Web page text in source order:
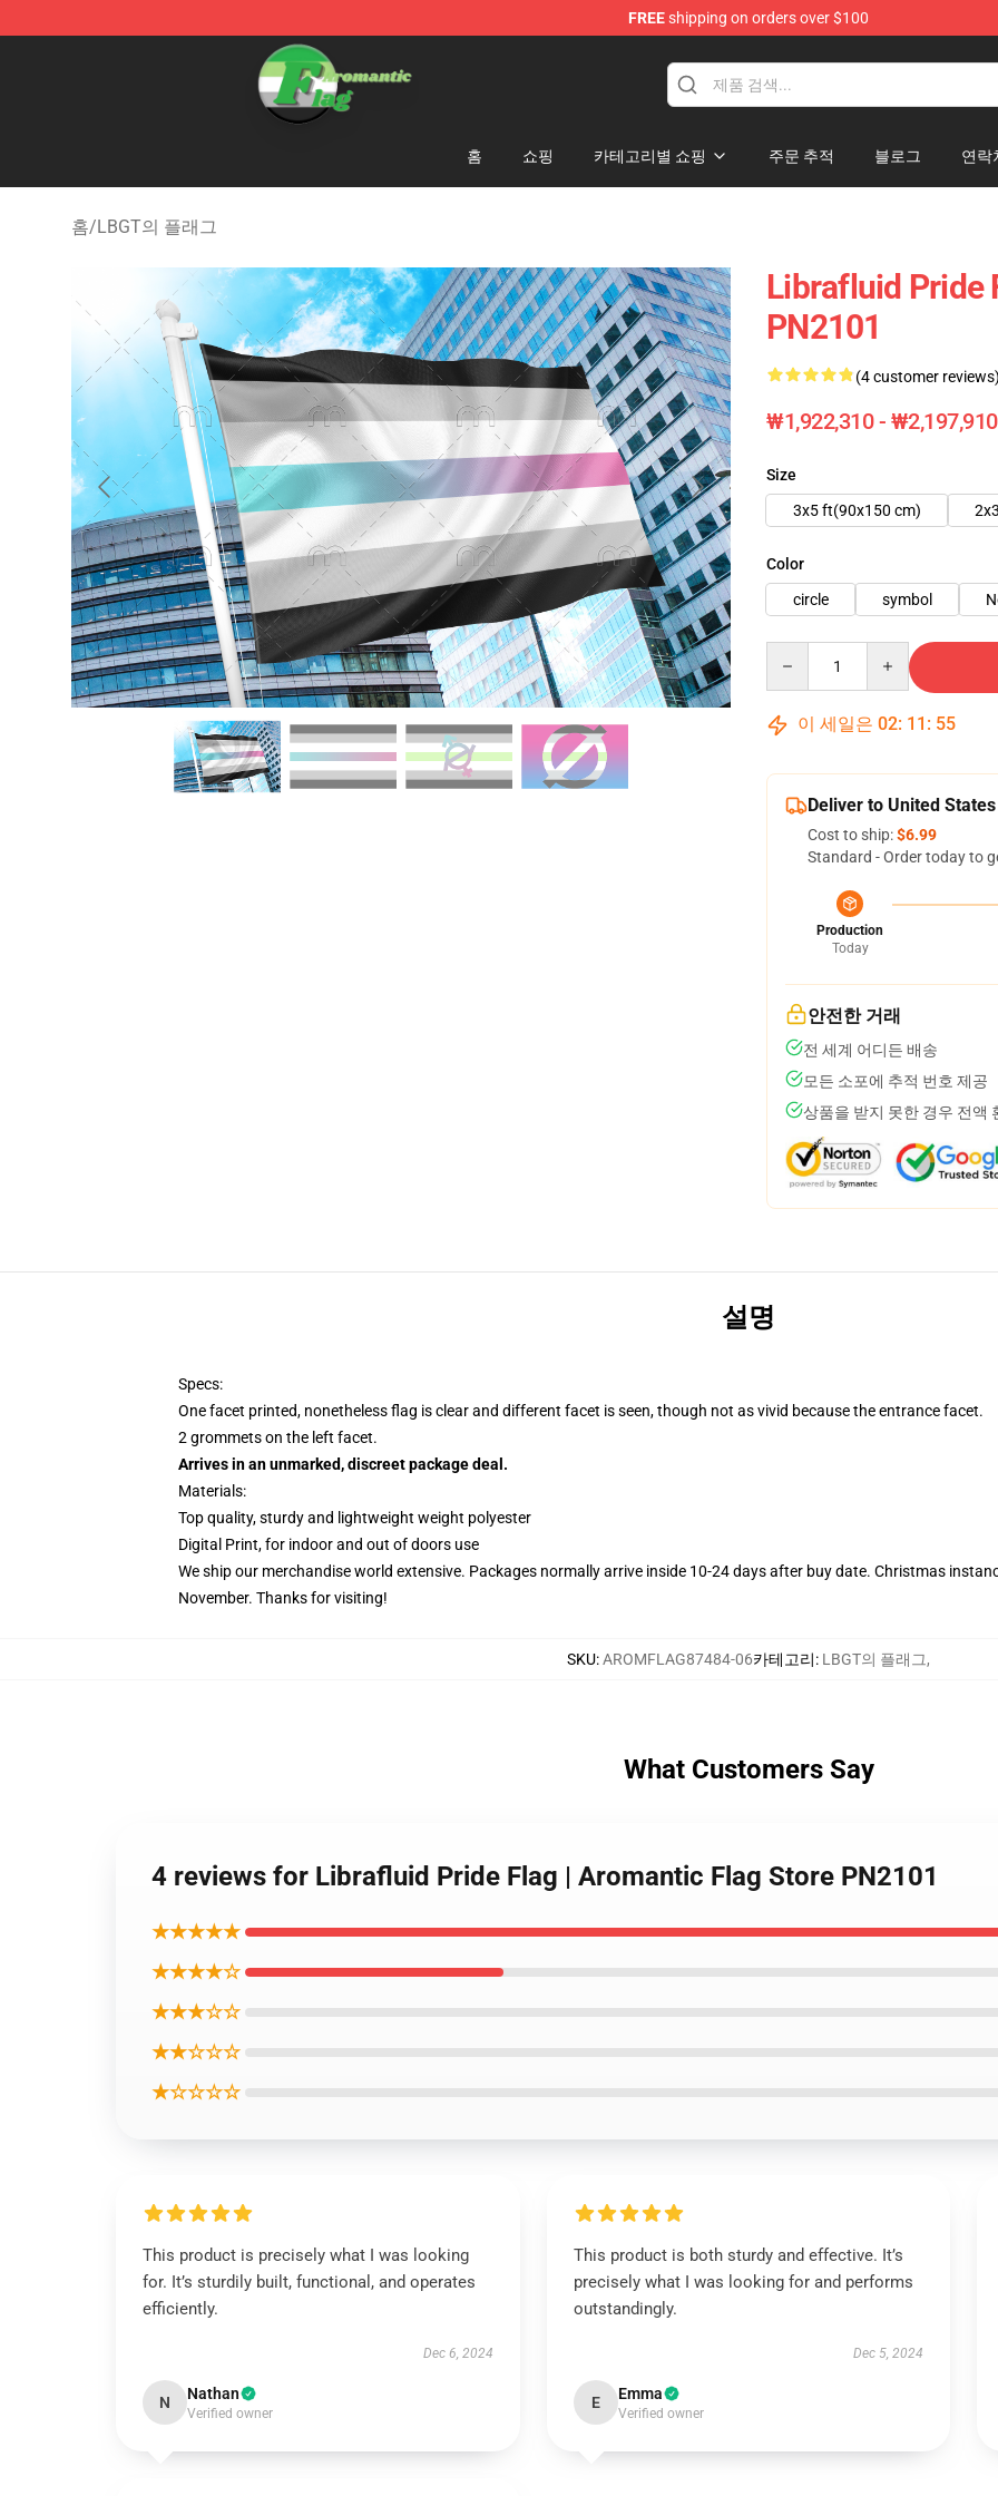
FREEshipping on orders over $100
Aromantic Flag Shop - The Best Store of Aromantic Flag
홈 쇼핑 카테고리별 쇼핑 주문 추적 블로그 연락
홈/LBGT의 플래그
Librafluid Pride
PN2101
(4 customer
₩1,922,310 - ₩2,197,910
Size
3x5 ft(90x150 cm)
Color
circle
symbol
이 세일은 02: 11 : 54
Deliver to United States
Cost to ship:$6.99
Standard - Order today to
Production
Today
안전한 거래
전 세계 어디든 배송
모든 소포에 추적 번호 제공
상품을 받지 못한 경우 전액
설명
Specs:
One facet printed, nonetheless flag is clear and different facet is seen, though not as vivid because the entrance facet.
2 grommets on the left facet.
Arrives in an unmarked, discreet package deal.
Materials:
Top quality, sturdy and lightweight weight polyester
Digital Print, for indoor and out of doors use
We ship our merchandise world extensive. Packages normally arrive inside 10-24 days after buy date. Christmas
November. Thanks for visiting!
SKU:AROMFLAG87484-06카테고리: LBGT의 플래그,
What Customers Say
4 reviews for Librafluid Pride Flag | Aromantic Flag Store PN2101
★★★★★
★★★★☆
★★★☆☆
★★☆☆☆
★☆☆☆☆
This product is precisely what I was looking
for. It’s sturdily built, functional, and operates
efficiently.
Dec 6, 2024
N Nathan
Verified owner
This product is both sturdy and effective. It’s
precisely what I was looking for and performs
outstandingly.
Dec 5, 2024
E Emma
Verified owner